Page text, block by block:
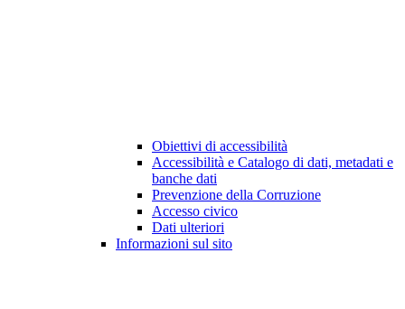
Obiettivi di accessibilità
Accessibilità e Catalogo di dati, metadati e
banche dati
Prevenzione della Corruzione
Accesso civico
Dati ulteriori
Informazioni sul sito